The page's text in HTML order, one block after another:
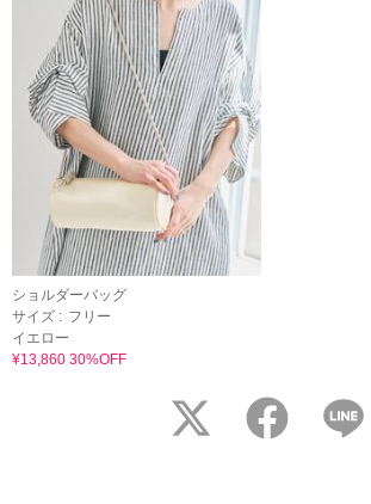
ショルダーバッグ
サイズ : フリー
イエロー
¥13,860 30%OFF
twitter facebook